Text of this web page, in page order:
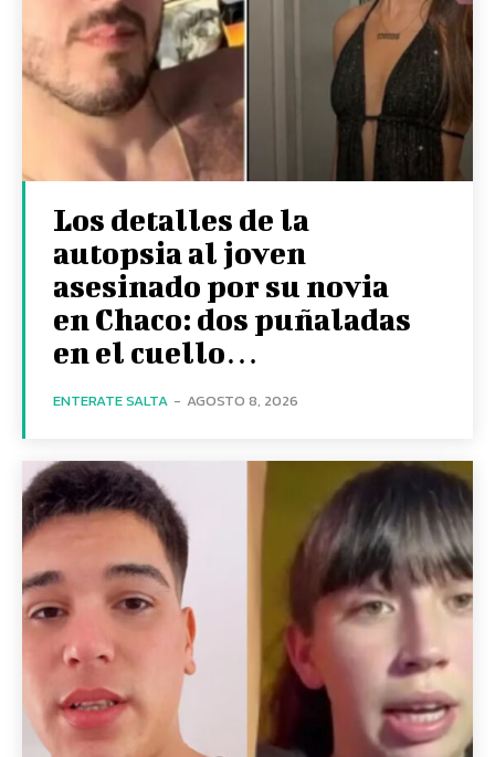
Los detalles de la
autopsia al joven
asesinado por su novia
en Chaco: dos puñaladas
en el cuello…
ENTERATE SALTA - AGOSTO 8, 2026